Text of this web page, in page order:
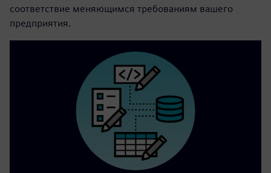
соответствие меняющимся требованиям вашего
предприятия.